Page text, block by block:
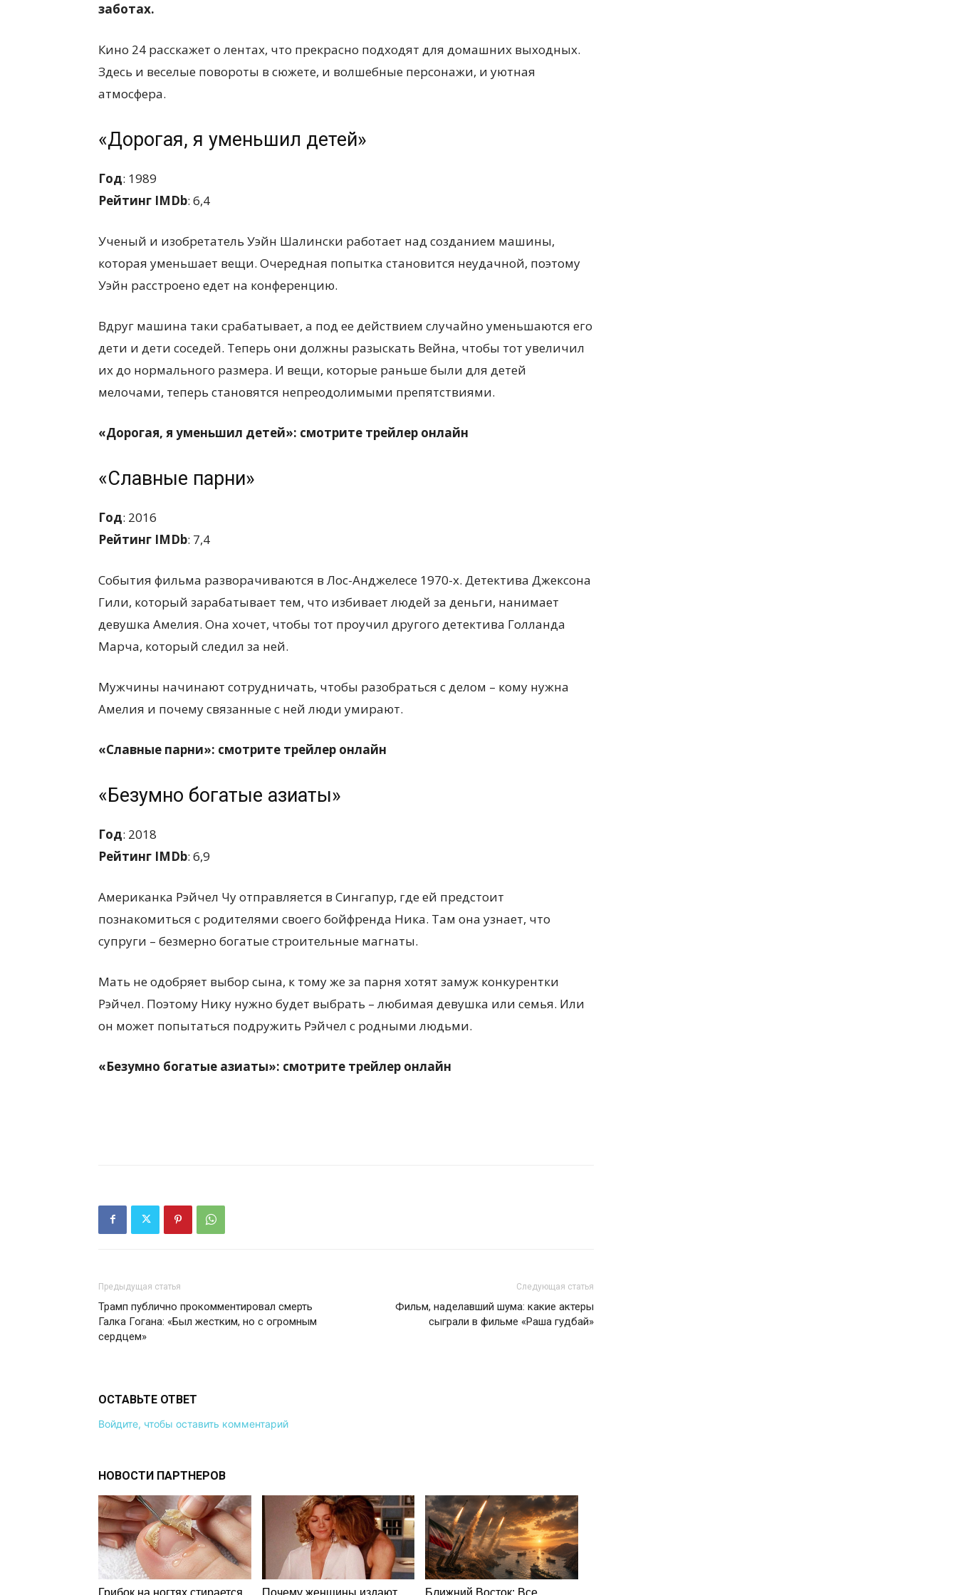
заботах.
Кино 24 расскажет о лентах, что прекрасно подходят для домашних выходных.
Здесь и веселые повороты в сюжете, и волшебные персонажи, и уютная
атмосфера.
«Дорогая, я уменьшил детей»
Год: 1989
Рейтинг IMDb: 6,4
Ученый и изобретатель Уэйн Шалински работает над созданием машины,
которая уменьшает вещи. Очередная попытка становится неудачной, поэтому
Уэйн расстроено едет на конференцию.
Вдруг машина таки срабатывает, а под ее действием случайно уменьшаются его
дети и дети соседей. Теперь они должны разыскать Вейна, чтобы тот увеличил
их до нормального размера. И вещи, которые раньше были для детей
мелочами, теперь становятся непреодолимыми препятствиями.
«Дорогая, я уменьшил детей»: смотрите трейлер онлайн
«Славные парни»
Год: 2016
Рейтинг IMDb: 7,4
События фильма разворачиваются в Лос-Анджелесе 1970-х. Детектива Джексона
Гили, который зарабатывает тем, что избивает людей за деньги, нанимает
девушка Амелия. Она хочет, чтобы тот проучил другого детектива Голланда
Марча, который следил за ней.
Мужчины начинают сотрудничать, чтобы разобраться с делом – кому нужна
Амелия и почему связанные с ней люди умирают.
«Славные парни»: смотрите трейлер онлайн
«Безумно богатые азиаты»
Год: 2018
Рейтинг IMDb: 6,9
Американка Рэйчел Чу отправляется в Сингапур, где ей предстоит
познакомиться с родителями своего бойфренда Ника. Там она узнает, что
супруги – безмерно богатые строительные магнаты.
Мать не одобряет выбор сына, к тому же за парня хотят замуж конкурентки
Рэйчел. Поэтому Нику нужно будет выбрать – любимая девушка или семья. Или
он может попытаться подружить Рэйчел с родными людьми.
«Безумно богатые азиаты»: смотрите трейлер онлайн
Предыдущая статья
Трамп публично прокомментировал смерть
Галка Гогана: «Был жестким, но с огромным
сердцем»
Следующая статья
Фильм, наделавший шума: какие актеры
сыграли в фильме «Раша гудбай»
ОСТАВЬТЕ ОТВЕТ
Войдите, чтобы оставить комментарий
НОВОСТИ ПАРТНЕРОВ
Грибок на ногтях стирается Почему женщины издают Ближний Восток: Все